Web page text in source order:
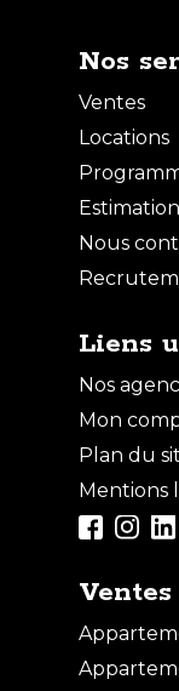
Nos
Ventes
Locations
Estimation
Nous
Liens
Nos
Mon
Plan du
Mentions